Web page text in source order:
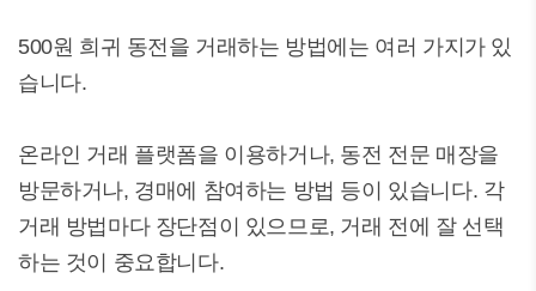
500원 희귀 동전을 거래하는 방법에는 여러 가지가 있
습니다.
온라인 거래 플랫폼을 이용하거나, 동전 전문 매장을
방문하거나, 경매에 참여하는 방법 등이 있습니다. 각
거래 방법마다 장단점이 있으므로, 거래 전에 잘 선택
하는 것이 중요합니다.